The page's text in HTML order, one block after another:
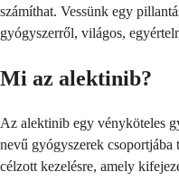
számíthat. Vessünk egy
gyógyszerről, világos,
Mi az alektinib?
Az alektinib egy vényköteles
nevű gyógyszerek
célzott kezelésre, amely